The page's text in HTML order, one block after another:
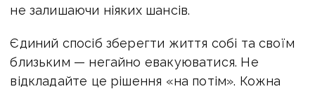
не залишаючи ніяких шансів.
Єдиний спосіб зберегти життя собі та своїм
близьким — негайно евакуюватися. Не
відкладайте це рішення «на потім». Кожна